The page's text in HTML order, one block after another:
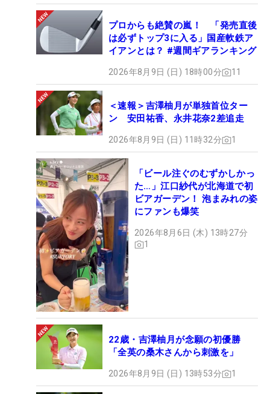
プロからも絶賛の嵐！ 「発売直後
は必ずトップ3に入る」国産軟鉄ア
イアンとは？ #週間ギアランキング
2026年8月9日 (日) 18時00分 11
＜速報＞吉澤柚月が単独首位ター
ン 安田祐香、永井花奈2差追走
2026年8月9日 (日) 11時32分 1
「ビール注ぐのむずかしかっ
た…」江口紗代が北海道で初
ビアガーデン！ 泡まみれの姿
にファンも爆笑
2026年8月6日 (木) 13時27分
1
22歳・吉澤柚月が念願の初優勝
「全英の桑木さんから刺激を」
2026年8月9日 (日) 13時53分 1